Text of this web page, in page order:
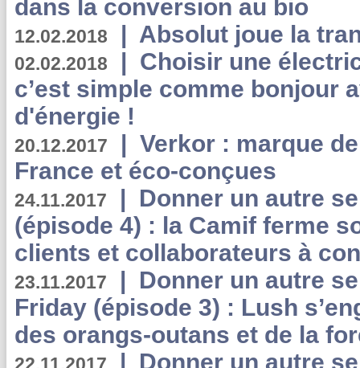
dans la conversion au bio
12.02.2018 | Absolut joue la
02.02.2018 | Choisir une
c’est simple comme bonjour
d'énergie !
20.12.2017 | Verkor : marque
France et éco-conçues
24.11.2017 | Donner un autre
(épisode 4) : la Camif ferme
clients et collaborateurs à
23.11.2017 | Donner un autre
Friday (épisode 3) : Lush
des orangs-outans et de la
| Donner un autre